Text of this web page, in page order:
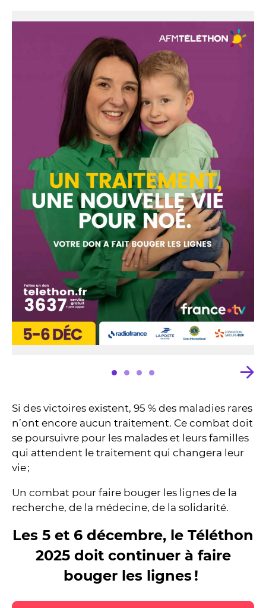
Si des victoires existent, 95 % des maladies rares
n’ont encore aucun traitement. Ce combat doit
se poursuivre pour les malades et leurs familles
qui attendent le traitement qui changera leur
vie ;
Un combat pour faire bouger les lignes de la
recherche, de la médecine, de la solidarité.
Les 5 et 6 décembre, le Téléthon
2025 doit continuer à faire
bouger les lignes !